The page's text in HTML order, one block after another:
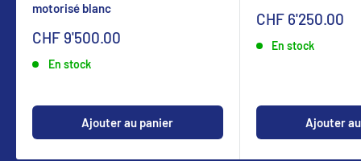
motorisé blanc
Sonderpreis
CHF 9'500.00
En stock
Ajouter au panier
Sonderpreis
CHF 6'250.00
En stock
Ajouter